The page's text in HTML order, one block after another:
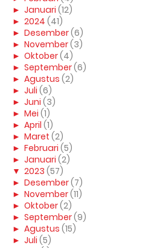
► Januari (12)
► 2024 (41)
► Desember(6)
► November(3)
► Oktober(4)
► September(6)
► Agustus (2)
► Juli (6)
► Juni (3)
► Mei (1)
► April (1)
► Maret (2)
► Februari (5)
► Januari (2)
▼ 2023 (57)
► Desember(7)
► November(11)
► Oktober(2)
► September(9)
► Agustus (15)
► Juli (5)